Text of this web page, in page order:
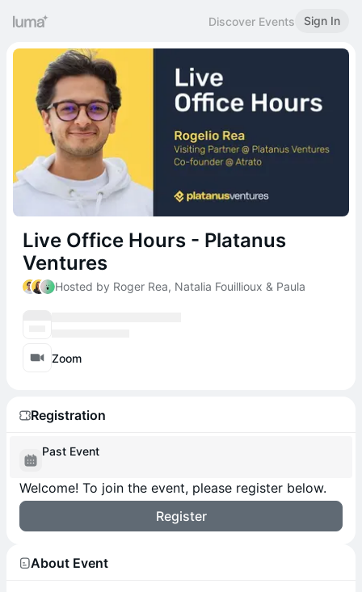
Discover Events Sign In
Live Office Hours - Platanus
Ventures
Hosted by Roger Rea, Natalia Fouillioux & Paula
Zoom
Registration
Past Event
Welcome! To join the event, please register below.
Register
About Event